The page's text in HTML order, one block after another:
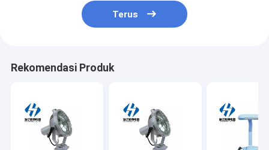
Terus
Rekomendasi Produk